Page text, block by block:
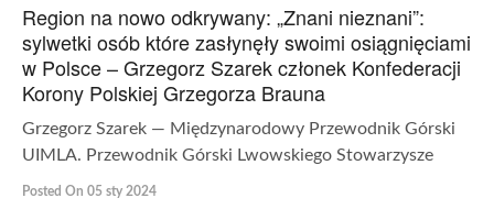
Region na nowo odkrywany: „Znani nieznani”:
sylwetki osób które zasłynęły swoimi osiągnięciami
w Polsce – Grzegorz Szarek członek Konfederacji
Korony Polskiej Grzegorza Brauna
Grzegorz Szarek — Międzynarodowy Przewodnik Górski
UIMLA. Przewodnik Górski Lwowskiego Stowarzysze
Posted On 05 sty 2024